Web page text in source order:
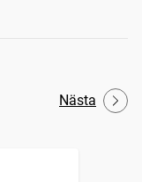
Nästa